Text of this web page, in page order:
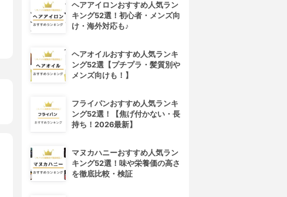
ヘアアイロンおすすめ人気ラン
キング52選！初心者・メンズ向
け・海外対応も♪
ヘアオイルおすすめ人気ランキ
ング52選【プチプラ・髪質別や
メンズ向けも！】
フライパンおすすめ人気ランキ
ング52選！【焦げ付かない・長
持ち！2026最新】
マヌカハニーおすすめ人気ラン
キング52選！味や栄養価の高さ
を徹底比較・検証